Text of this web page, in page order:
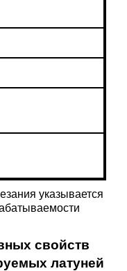
указывается
свойств
латуней